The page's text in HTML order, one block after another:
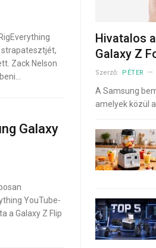
strapatesztjét,
Zack Nelson
Galaxy
YouTube-
a Galaxy Z Flip
Hivatalos
Galaxy Z
Szerző: PÉTER
A Samsung
amelyek közül